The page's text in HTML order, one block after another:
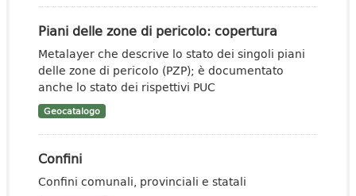
Piani delle zone di pericolo: copertura
Metalayer che descrive lo stato dei singoli piani
delle zone di pericolo (PZP); è documentato
anche lo stato dei rispettivi PUC
Geocatalogo
Confini
Confini comunali, provinciali e statali